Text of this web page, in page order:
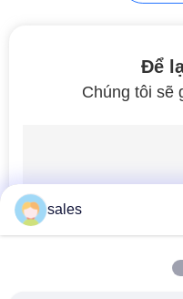
Để
Chúng tôi sẽ
sales